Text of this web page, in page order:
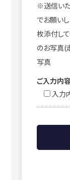
※送信い
でお願い
枚添付し
のお写真
写真
ご入力内
入力